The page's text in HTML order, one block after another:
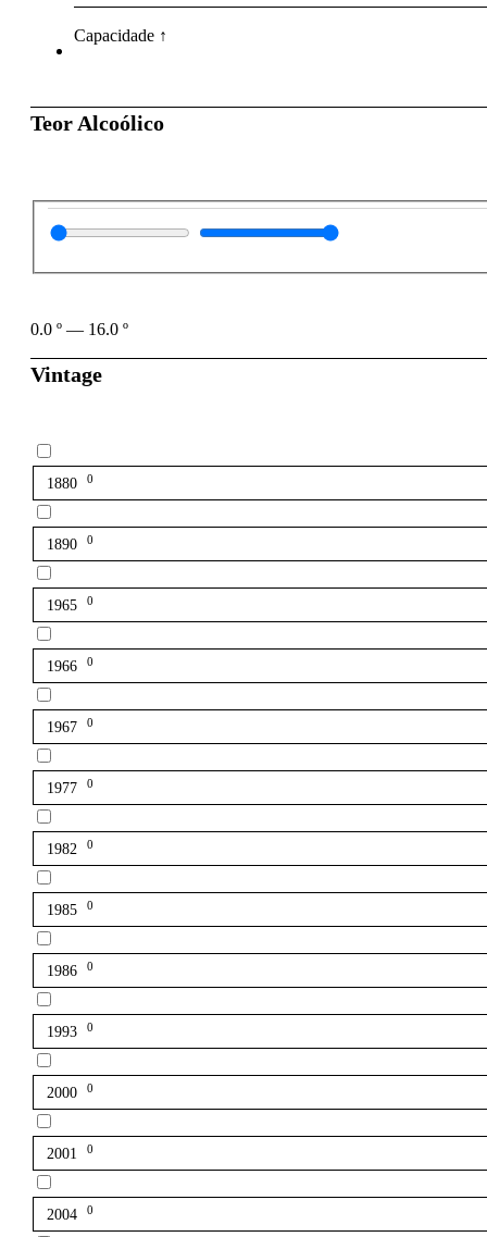
Capacidade ↑
Teor Alcoólico
0.0 º — 16.0 º
Vintage
1880 0
1890 0
1965 0
1966 0
1967 0
1977 0
1982 0
1985 0
1986 0
1993 0
2000 0
2001 0
2004 0